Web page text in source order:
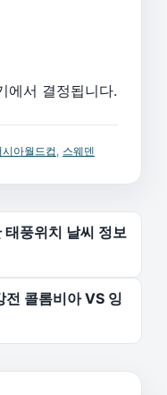
에서 결정됩니다.
시아월드컵, 스웨덴
풍위치 날씨 정보
콜롬비아 VS 잉